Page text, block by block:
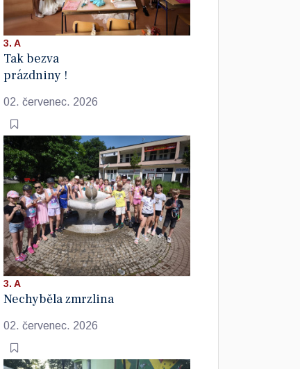
3. A
Tak bezva
prázdniny !
02. červenec. 2026
3. A
Nechyběla zmrzlina
02. červenec. 2026